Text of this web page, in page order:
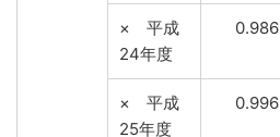
× 平成
24年度
0.986
× 平成
25年度
0.996